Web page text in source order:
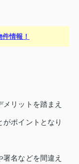
情報！
リットを踏まえ
がポイントとなり
名などを間違え